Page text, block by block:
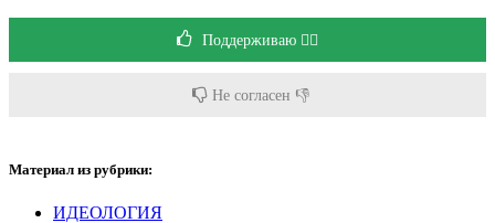
Поддерживаю 👍🏻
Не согласен 👎
Материал из рубрики:
ИДЕОЛОГИЯ